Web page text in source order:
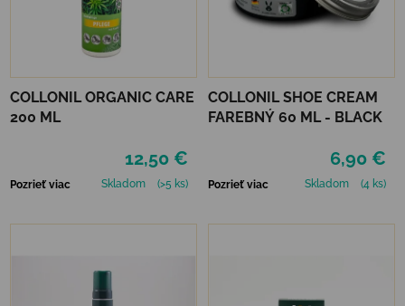
COLLONIL ORGANIC CARE
200 ML
12,50 €
Pozrieť viac Skladom (>5 ks)
COLLONIL SHOE CREAM
FAREBNÝ 60 ML - BLACK
6,90 €
Pozrieť viac Skladom (4 ks)